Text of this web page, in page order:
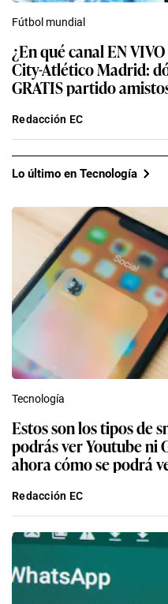
Fútbol mundial
¿En qué canal EN
City-Atlético Madrid:
GRATIS partido
Redacción EC
Lo último en Tecnología
Tecnología
Estos son los tipos de
podrás ver Youtube ni
ahora cómo se podrá
Redacción EC